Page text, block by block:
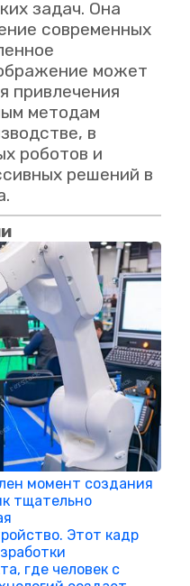
задач. Она
современных
может
привлечения
методам
в
роботов и
решений в